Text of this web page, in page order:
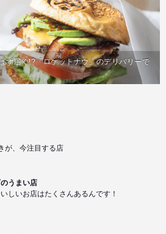
ず届く!?「ロケットナウ」のデリバリーで
が、今注目する店
うまい店
しいお店はたくさんあるんです！